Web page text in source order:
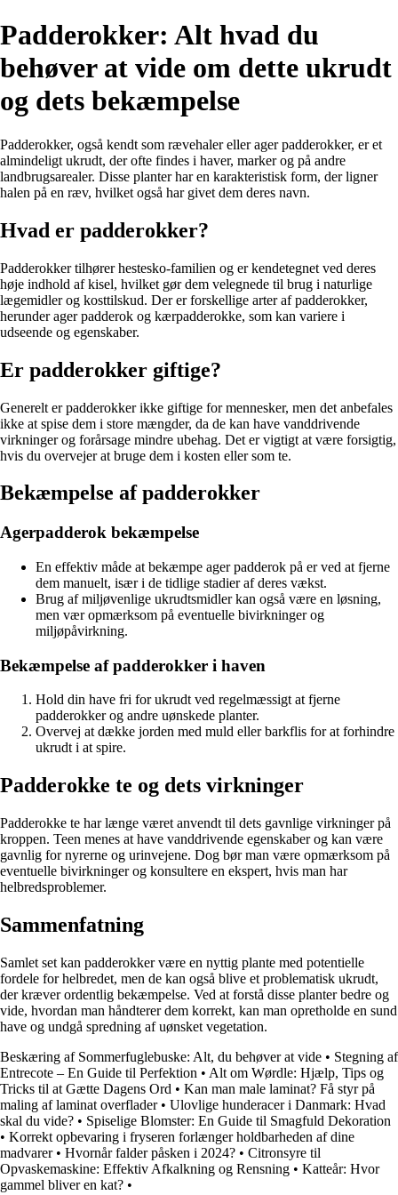
Padderokker: Alt hvad du
behøver at vide om dette ukrudt
og dets bekæmpelse
Padderokker, også kendt som rævehaler eller ager padderokker, er et
almindeligt ukrudt, der ofte findes i haver, marker og på andre
landbrugsarealer. Disse planter har en karakteristisk form, der ligner
halen på en ræv, hvilket også har givet dem deres navn.
Hvad er padderokker?
Padderokker tilhører hestesko-familien og er kendetegnet ved deres
høje indhold af kisel, hvilket gør dem velegnede til brug i naturlige
lægemidler og kosttilskud. Der er forskellige arter af padderokker,
herunder ager padderok og kærpadderokke, som kan variere i
udseende og egenskaber.
Er padderokker giftige?
Generelt er padderokker ikke giftige for mennesker, men det anbefales
ikke at spise dem i store mængder, da de kan have vanddrivende
virkninger og forårsage mindre ubehag. Det er vigtigt at være forsigtig,
hvis du overvejer at bruge dem i kosten eller som te.
Bekæmpelse af padderokker
Agerpadderok bekæmpelse
En effektiv måde at bekæmpe ager padderok på er ved at fjerne
dem manuelt, især i de tidlige stadier af deres vækst.
Brug af miljøvenlige ukrudtsmidler kan også være en løsning,
men vær opmærksom på eventuelle bivirkninger og
miljøpåvirkning.
Bekæmpelse af padderokker i haven
Hold din have fri for ukrudt ved regelmæssigt at fjerne
padderokker og andre uønskede planter.
Overvej at dække jorden med muld eller barkflis for at forhindre
ukrudt i at spire.
Padderokke te og dets virkninger
Padderokke te har længe været anvendt til dets gavnlige virkninger på
kroppen. Teen menes at have vanddrivende egenskaber og kan være
gavnlig for nyrerne og urinvejene. Dog bør man være opmærksom på
eventuelle bivirkninger og konsultere en ekspert, hvis man har
helbredsproblemer.
Sammenfatning
Samlet set kan padderokker være en nyttig plante med potentielle
fordele for helbredet, men de kan også blive et problematisk ukrudt,
der kræver ordentlig bekæmpelse. Ved at forstå disse planter bedre og
vide, hvordan man håndterer dem korrekt, kan man opretholde en sund
have og undgå spredning af uønsket vegetation.
Beskæring af Sommerfuglebuske: Alt, du behøver at vide • Stegning af
Entrecote – En Guide til Perfektion • Alt om Wørdle: Hjælp, Tips og
Tricks til at Gætte Dagens Ord • Kan man male laminat? Få styr på
maling af laminat overflader• Ulovlige hunderacer i Danmark: Hvad
skal du vide? • Spiselige Blomster: En Guide til Smagfuld Dekoration
• Korrekt opbevaring i fryseren forlænger holdbarheden af dine
madvarer• Hvornår falder påsken i 2024? • Citronsyre til
Opvaskemaskine: Effektiv Afkalkning og Rensning • Katteår: Hvor
gammel bliver en kat? •